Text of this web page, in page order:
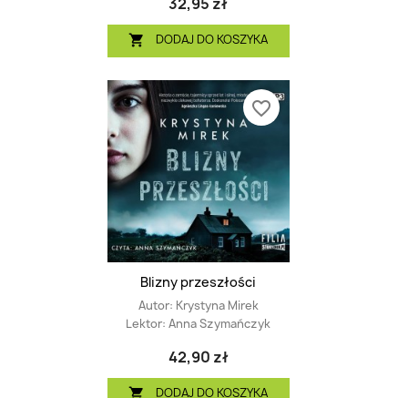
 DODAJ DO KOSZYKA
Blizny przeszłości
Autor: Krystyna Mirek
Lektor: Anna Szymańczyk
42,90 zł
 DODAJ DO KOSZYKA
favorite_border